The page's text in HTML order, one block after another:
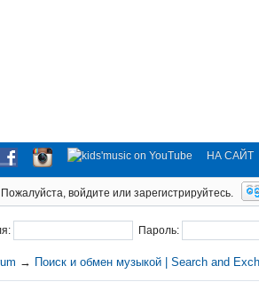
НА САЙТ
Пожалуйста, войдите или зарегистрируйтесь.
Пароль:
→ Поиск и обмен музыкой | Search and